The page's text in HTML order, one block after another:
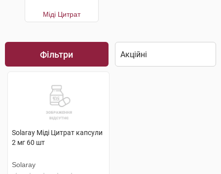
Міді Цитрат
Фільтри
Solaray Міді Цитрат капсули
2 мг 60 шт
Solaray